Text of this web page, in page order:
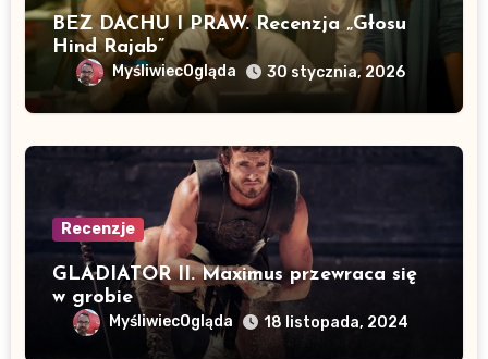
BEZ DACHU I PRAW. Recenzja „Głosu
Hind Rajab”
MyśliwiecOgląda 30 stycznia, 2026
Recenzje
GLADIATOR II. Maximus przewraca się
w grobie
MyśliwiecOgląda 18 listopada, 2024